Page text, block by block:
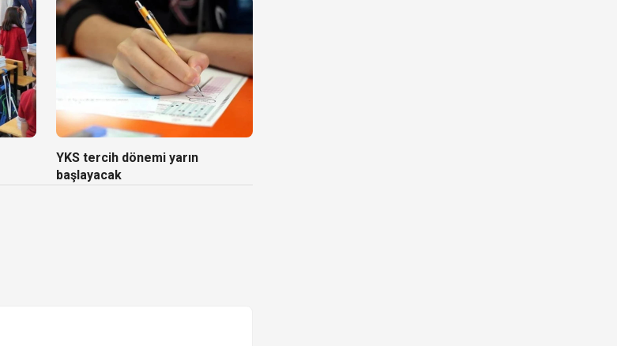
YKS tercih dönemi yarın
başlayacak